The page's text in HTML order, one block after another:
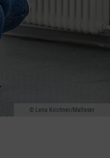
Lena Kirchner/Malteser